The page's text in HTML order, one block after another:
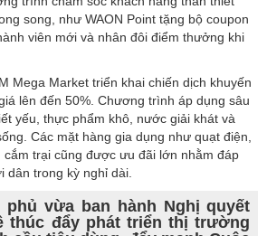
song, như WAON Point tặng bộ coupon
viên mới và nhân đôi điểm thưởng khi
Mega Market triển khai chiến dịch khuyến
lên đến 50%. Chương trình áp dụng sâu
yếu, thực phẩm khô, nước giải khát và
Các mặt hàng gia dụng như quạt điện,
cắm trại cũng được ưu đãi lớn nhằm đáp
dân trong kỳ nghỉ dài.
phủ vừa ban hành Nghị quyết
thúc đẩy phát triển thị trường